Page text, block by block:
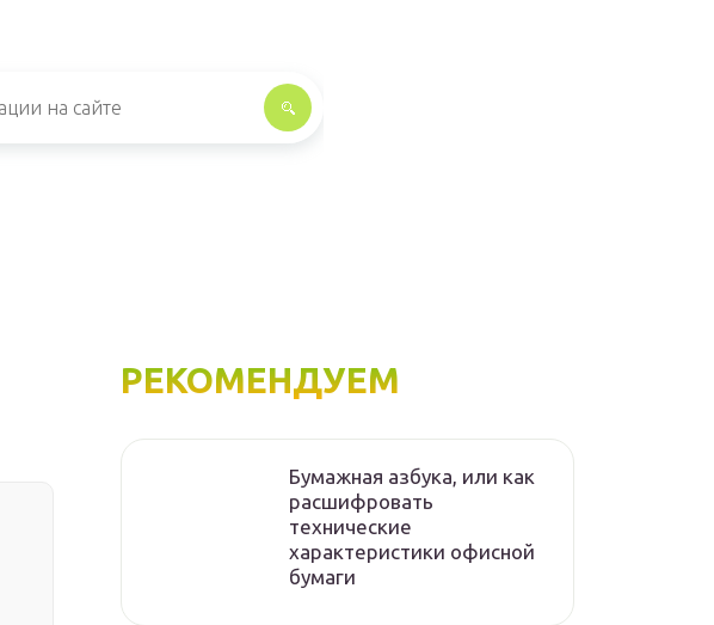
РЕКОМЕНДУЕМ
Бумажная азбука, или как
расшифровать
технические
характеристики офисной
бумаги